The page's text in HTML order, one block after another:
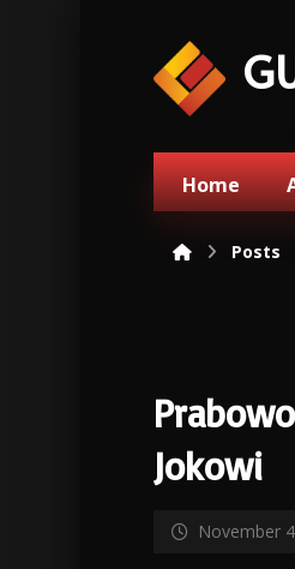
Home
Posts
Jokowi
November